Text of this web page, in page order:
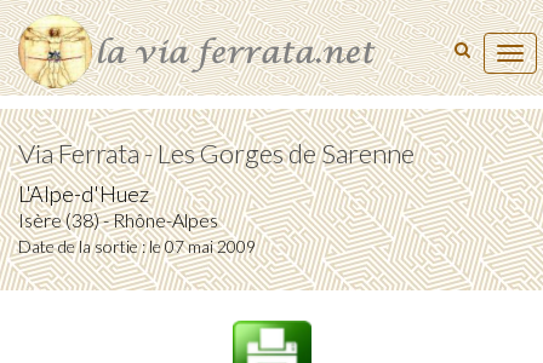
Via Ferrata - Les Gorges de Sarenne
L'Alpe-d'Huez
Isère (38) - Rhône-Alpes
Date de la sortie : le 07 mai 2009